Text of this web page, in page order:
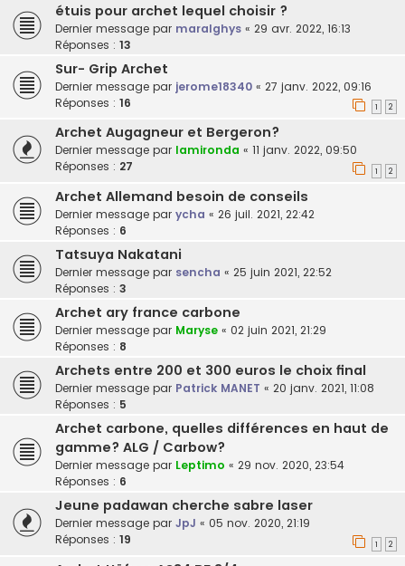
étuis pour archet lequel choisir ?
Dernier message par maralghys « 29 avr. 2022, 16:13
Réponses : 13
Sur- Grip Archet
Dernier message par jerome18340 « 27 janv. 2022, 09:16
Réponses : 16 1 2
Archet Augagneur et Bergeron?
Dernier message par lamironda « 11 janv. 2022, 09:50
Réponses : 27 1 2
Archet Allemand besoin de conseils
Dernier message par ycha « 26 juil. 2021, 22:42
Réponses : 6
Tatsuya Nakatani
Dernier message par sencha « 25 juin 2021, 22:52
Réponses : 3
Archet ary france carbone
Dernier message par Maryse « 02 juin 2021, 21:29
Réponses : 8
Archets entre 200 et 300 euros le choix final
Dernier message par Patrick MANET « 20 janv. 2021, 11:08
Réponses : 5
Archet carbone, quelles différences en haut de
gamme? ALG / Carbow?
Dernier message par Leptimo « 29 nov. 2020, 23:54
Réponses : 6
Jeune padawan cherche sabre laser
Dernier message par JpJ « 05 nov. 2020, 21:19
Réponses : 19 1 2